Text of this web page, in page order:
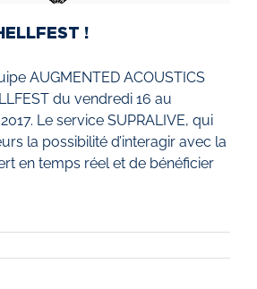
!
AUGMENTED ACOUSTICS
du vendredi 16 au
Le service SUPRALIVE, qui
la possibilité d’interagir avec la
en temps réel et de bénéficier